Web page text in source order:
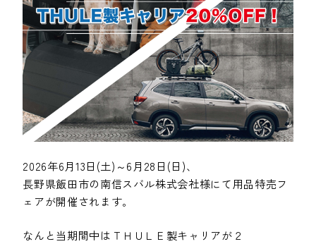
2026年6月13日(土)～6月28日(日)、
長野県飯田市の南信スバル株式会社様にて用品特売フ
ェアが開催されます。
なんと当期間中はＴＨＵＬＥ製キャリアが２